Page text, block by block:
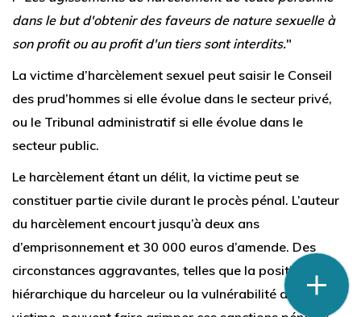
phone
mail
dans le but d'obtenir des faveurs de nature sexuelle à
son profit ou au profit d'un tiers sont interdits."
La victime d’harcèlement sexuel peut saisir le Conseil
des prud’hommes si elle évolue dans le secteur privé,
ou le Tribunal administratif si elle évolue dans le
secteur public.
Le harcèlement étant un délit, la victime peut se
constituer partie civile durant le procès pénal. L’auteur
du harcèlement encourt jusqu’à deux ans
d’emprisonnement et 30 000 euros d’amende. Des
circonstances aggravantes, telles que la position
hiérarchique du harceleur ou la vulnérabilité de la